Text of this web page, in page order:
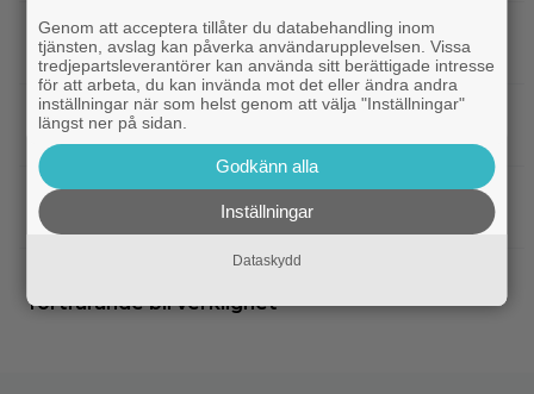
Bioaktuellt|”Spider-Man: Brand New Day” tar
över som 2026 års största biofilm
Disney Plus|18 år senare släpps ”Arkiv X”-filmen
på nytt – se trailern
Hollywood|Anya Taylor-Joy förklarar: ”Därför är
method actors bara män”
fortfarande bli verklighet
Genom att acceptera tillåter du databehandling inom
tjänsten, avslag kan påverka användarupplevelsen. Vissa
tredjepartsleverantörer kan använda sitt berättigade intresse
för att arbeta, du kan invända mot det eller ändra andra
inställningar när som helst genom att välja "Inställningar"
längst ner på sidan.
Godkänn alla
Inställningar
Dataskydd